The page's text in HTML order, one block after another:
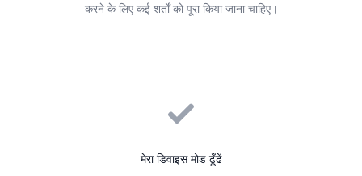
करने के लिए कई शर्तों को पूरा किया जाना चाहिए।
मेरा डिवाइस मोड ढूँढें